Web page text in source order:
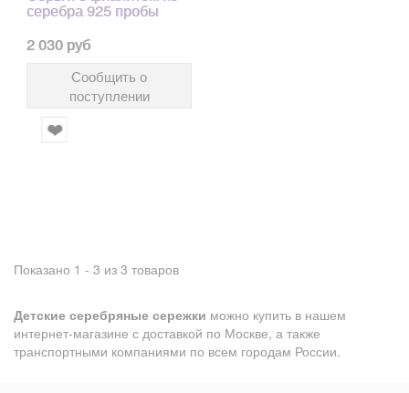
серебра 925 пробы
2 030 руб
Сообщить о
поступлении
Показано 1 - 3 из 3 товаров
Детские серебряные сережки можно купить в нашем
интернет-магазине с доставкой по Москве, а также
транспортными компаниями по всем городам России.